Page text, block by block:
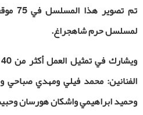
تم
لمسلسل حرم شاهجراغ.
الفنانين: محمد فيلي ومهدي صباحي
وحميد ابراهيمي واشكان هورسان